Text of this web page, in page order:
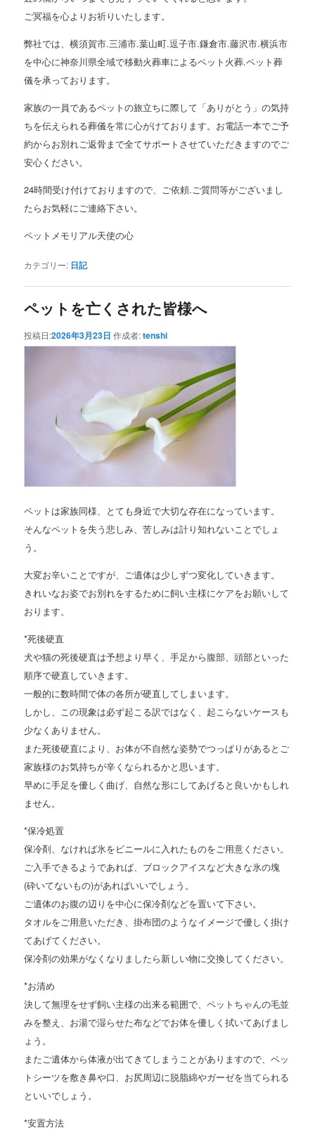
ご冥福を心よりお祈りいたします。
弊社では、横須賀市.三浦市.葉山町.逗子市.鎌倉市.藤沢市.横浜市
を中心に神奈川県全域で移動火葬車によるペット火葬.ペット葬
儀を承っております。
家族の一員であるペットの旅立ちに際して「ありがとう」の気持
ちを伝えられる葬儀を常に心がけております。お電話一本でご予
約からお別れご返骨まで全てサポートさせていただきますのでご
安心ください。
24時間受け付けておりますので、ご依頼.ご質問等がございまし
たらお気軽にご連絡下さい。
ペットメモリアル天使の心
カテゴリー: 日記
ペットを亡くされた皆様へ
投稿日:2026年3月23日 作成者:tenshi
ペットは家族同様、とても身近で大切な存在になっています。
そんなペットを失う悲しみ、苦しみは計り知れないことでしょ
う。
大変お辛いことですが、ご遺体は少しずつ変化していきます。
きれいなお姿でお別れをするために飼い主様にケアをお願いして
おります。
*死後硬直
犬や猫の死後硬直は予想より早く、手足から腹部、頭部といった
順序で硬直していきます。
一般的に数時間で体の各所が硬直してしまいます。
しかし、この現象は必ず起こる訳ではなく、起こらないケースも
少なくありません。
また死後硬直により、お体が不自然な姿勢でつっぱりがあるとご
家族様のお気持ちが辛くなられるかと思います。
早めに手足を優しく曲げ、自然な形にしてあげると良いかもしれ
ません。
*保冷処置
保冷剤、なければ氷をビニールに入れたものをご用意ください。
ご入手できるようであれば、ブロックアイスなど大きな氷の塊
(砕いてないもの)があればいいでしょう。
ご遺体のお腹の辺りを中心に保冷剤などを置いて下さい。
タオルをご用意いただき、掛布団のようなイメージで優しく掛け
てあげてください。
保冷剤の効果がなくなりましたら新しい物に交換してください。
*お清め
決して無理をせず飼い主様の出来る範囲で、ペットちゃんの毛並
みを整え、お湯で湿らせた布などでお体を優しく拭いてあげまし
ょう。
またご遺体から体液が出てきてしまうことがありますので、ペッ
トシーツを敷き鼻や口、お尻周辺に脱脂綿やガーゼを当てられる
といいでしょう。
*安置方法